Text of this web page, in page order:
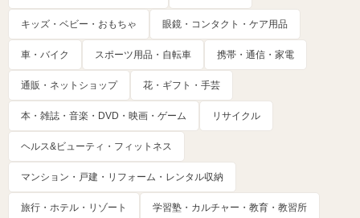
キッズ・ベビー・おもちゃ 眼鏡・コンタクト・ケア用品
車・バイク スポーツ用品・自転車 携帯・通信・家電
通販・ネットショップ 花・ギフト・手芸
本・雑誌・音楽・DVD・映画・ゲーム リサイクル
ヘルス&ビューティ・フィットネス
マンション・戸建・リフォーム・レンタル収納
旅行・ホテル・リゾート 学習塾・カルチャー・教育・教習所